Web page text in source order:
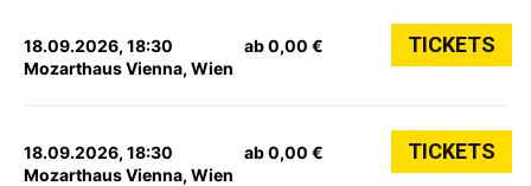
18.09.2026, 18:30
Mozarthaus Vienna, Wien
ab 0,00 € TICKETS
18.09.2026, 18:30
Mozarthaus Vienna, Wien
ab 0,00 € TICKETS